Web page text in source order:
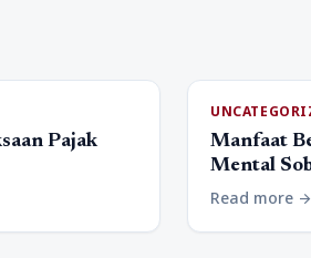
Pajak
Manfaat
Mental
Read more arrow_forward